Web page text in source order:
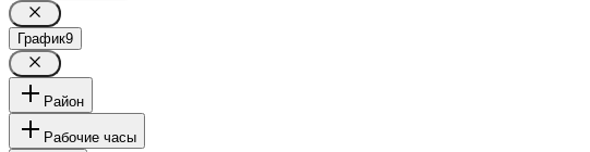
График9
Район
Рабочие часы